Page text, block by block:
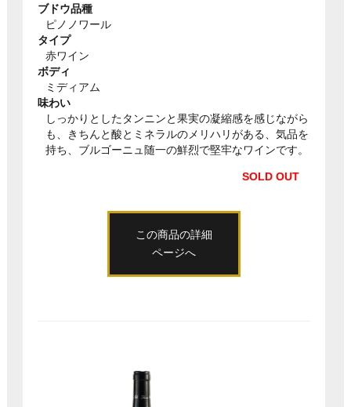
ブドウ品種
ピノノワール
タイプ
赤ワイン
ボディ
ミディアム
味わい
しっかりとしたタンニンと果実の凝縮感を感じながら
も、きちんと酸とミネラルのメリハリがある、気品を
持ち、ブルゴーニュ随一の鮮烈で堅牢なワインです。
SOLD OUT
この商品の詳細
ページへ